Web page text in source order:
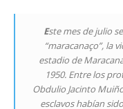
Este mes de julio
“maracanaço”, la
estadio de
1950. Entre los
Obdulio Jacinto
esclavos habían